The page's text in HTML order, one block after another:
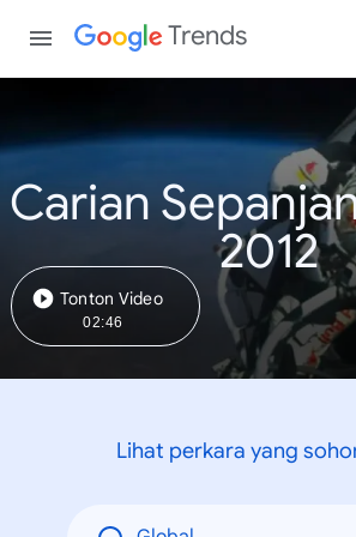
Trends
Carian
2012
Tonton Video
02:46
Lihat perkara yang